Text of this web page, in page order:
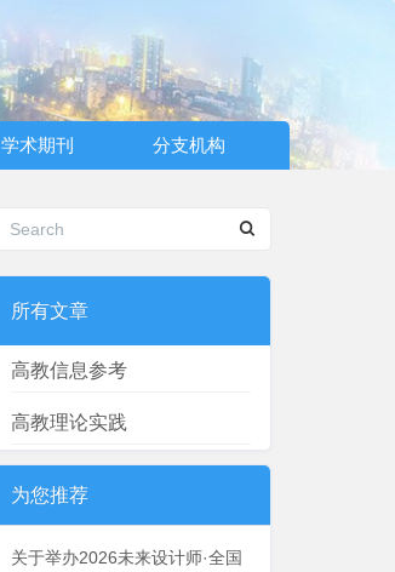
学术期刊 分支机构
所有文章
高教信息参考
高教理论实践
为您推荐
关于举办2026未来设计师·全国